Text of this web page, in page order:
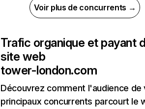
Voir plus de concurrents →
Trafic organique et payant
site web
tower-london.com
Découvrez comment l'audience de
principaux concurrents parcourt le